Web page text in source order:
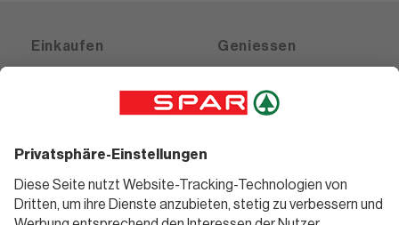
Einkaufen
Gutscheine
Geniessen
Weinwelt
Bierwelt
Informieren Folge uns